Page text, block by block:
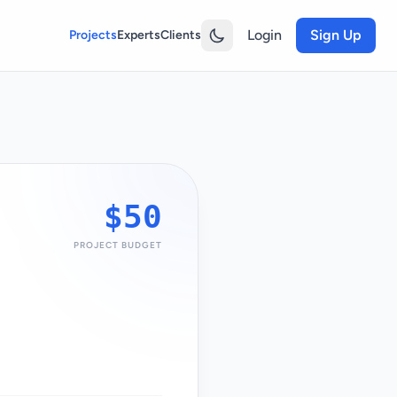
ProjectsExpertsClients Login Sign Up
$50
PROJECT BUDGET